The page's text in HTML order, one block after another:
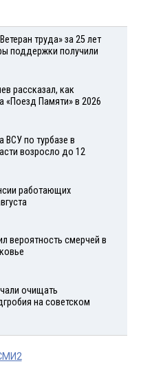
труда» за 25 лет
поддержки получили
рассказал, как
«Поезд Памяти» в 2026
ВСУ по турбазе в
возросло до 12
работающих
вероятность смерчей в
очищать
на советском